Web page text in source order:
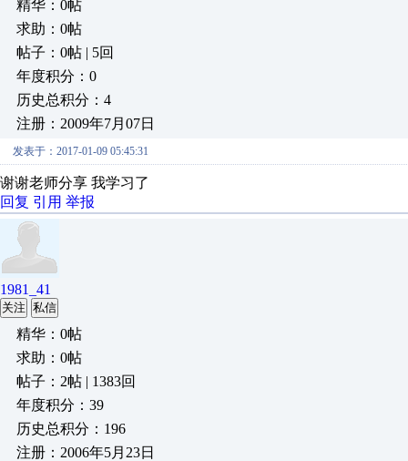
精华：0帖
求助：0帖
帖子：0帖 | 5回
年度积分：0
历史总积分：4
注册：2009年7月07日
发表于：2017-01-09 05:45:31
谢谢老师分享 我学习了
回复 引用 举报
1981_41
关注 私信
精华：0帖
求助：0帖
帖子：2帖 | 1383回
年度积分：39
历史总积分：196
注册：2006年5月23日